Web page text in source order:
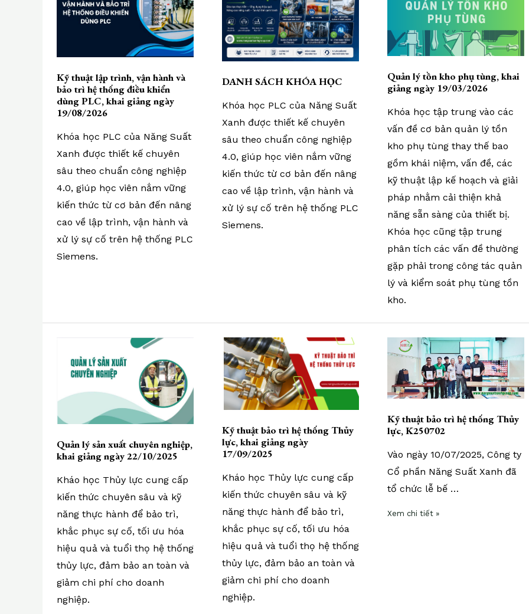
Kỹ thuật lập trình, vận hành và
bảo trì hệ thống điều khiển
dùng PLC, khai giảng ngày
19/08/2026
Khóa học PLC của Năng Suất
Xanh được thiết kế chuyên
sâu theo chuẩn công nghiệp
4.0, giúp học viên nắm vững
kiến thức từ cơ bản đến nâng
cao về lập trình, vận hành và
xử lý sự cố trên hệ thống PLC
Siemens.
DANH SÁCH KHÓA HỌC
Khóa học PLC của Năng Suất
Xanh được thiết kế chuyên
sâu theo chuẩn công nghiệp
4.0, giúp học viên nắm vững
kiến thức từ cơ bản đến nâng
cao về lập trình, vận hành và
xử lý sự cố trên hệ thống PLC
Siemens.
Quản lý tồn kho phụ tùng, khai
giảng ngày 19/03/2026
Khóa học tập trung vào các
vấn đề cơ bản quản lý tồn
kho phụ tùng thay thế bao
gồm khái niệm, vấn đề, các
kỹ thuật lập kế hoạch và giải
pháp nhằm cải thiện khả
năng sẵn sàng của thiết bị.
Khóa học cũng tập trung
phân tích các vấn đề thường
gặp phải trong công tác quản
lý và kiểm soát phụ tùng tồn
kho.
Quản lý sản xuất chuyên nghiệp,
khai giảng ngày 22/10/2025
Kháo học Thủy lực cung cấp
kiến thức chuyên sâu và kỹ
năng thực hành để bảo trì,
khắc phục sự cố, tối ưu hóa
hiệu quả và tuổi thọ hệ thống
thủy lực, đảm bảo an toàn và
giảm chi phí cho doanh
nghiệp.
Kỹ thuật bảo trì hệ thống Thủy
lực, khai giảng ngày
17/09/2025
Kháo học Thủy lực cung cấp
kiến thức chuyên sâu và kỹ
năng thực hành để bảo trì,
khắc phục sự cố, tối ưu hóa
hiệu quả và tuổi thọ hệ thống
thủy lực, đảm bảo an toàn và
giảm chi phí cho doanh
nghiệp.
Kỹ thuật bảo trì hệ thống Thủy
lực, K250702
Vào ngày 10/07/2025, Công ty
Cổ phần Năng Suất Xanh đã
tổ chức lễ bế …
thuật
bảo
trì
hệ
thống
Thủy
K250702
Xem chi tiết »